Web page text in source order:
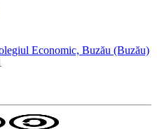
Economic, Buzău (Buzău)